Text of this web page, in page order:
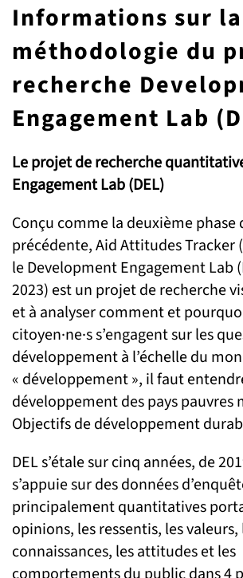
Informations sur la
méthodologie du
recherche
Engagement Lab
Le projet de recherche
Engagement Lab (DEL)
Conçu comme la deuxième phase
précédente, Aid Attitudes Tracker
le Development Engagement Lab
2023) est un projet de recherche
et à analyser comment et
citoyen·ne·s s’engagent sur les
développement à l’échelle du
« développement », il faut
développement des pays pauvres
Objectifs de développement
DEL s’étale sur cinq années, de
s’appuie sur des données
principalement quantitatives
opinions, les ressentis, les valeurs,
connaissances, les attitudes et les